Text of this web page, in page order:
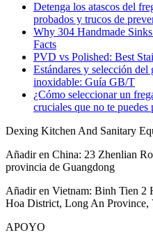
Detenga los atascos del
probados y trucos de
Why 304 Handmade
Facts
PVD vs Polished: Best
Estándares y selección del
inoxidable: Guía GB/T
¿Cómo seleccionar un
cruciales que no te puedes
Dexing Kitchen And Sanitary
Añadir en China: 23 Zhenlian
provincia de Guangdong
Añadir en Vietnam: Binh Tien
Hoa District, Long An Province,
APOYO